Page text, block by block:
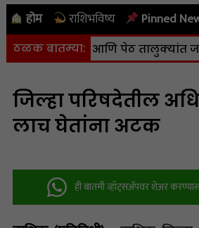
होम राशिभविष्य Pinned
ठळक बातम्या:
कळवण आणि पेठ तालुक्यांत
जिल्हा परिषदेतील
लाच घेतांना अटक
ही बातमी व्हॉट्सअ‍ॅपवर शेअर